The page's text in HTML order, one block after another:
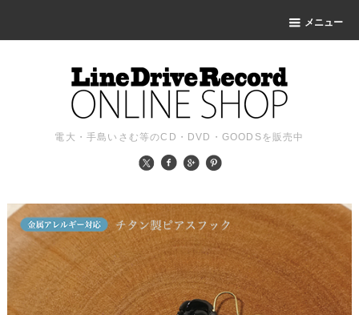
メニュー
電大・手島いさむ等のCD・DVD・GOODSを販売中